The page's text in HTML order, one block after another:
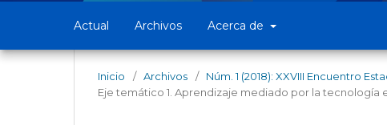
Actual Archivos Acerca de
Inicio / Archivos / Núm. 1 (2018): XXVIII Encuentro
Eje temático 1. Aprendizaje mediado por la tecnología